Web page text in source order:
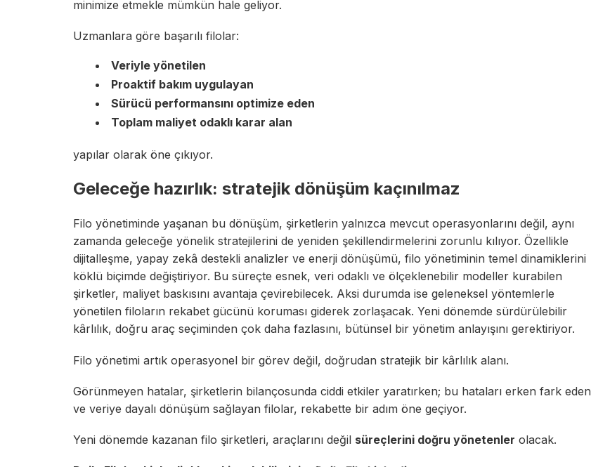
minimize etmekle mümkün hale geliyor.
Uzmanlara göre başarılı filolar:
Veriyle yönetilen
Proaktif bakım uygulayan
Sürücü performansını optimize eden
Toplam maliyet odaklı karar alan
yapılar olarak öne çıkıyor.
Geleceğe hazırlık: stratejik dönüşüm kaçınılmaz
Filo yönetiminde yaşanan bu dönüşüm, şirketlerin yalnızca mevcut operasyonlarını değil, aynı
zamanda geleceğe yönelik stratejilerini de yeniden şekillendirmelerini zorunlu kılıyor. Özellikle
dijitalleşme, yapay zekâ destekli analizler ve enerji dönüşümü, filo yönetiminin temel dinamiklerini
köklü biçimde değiştiriyor. Bu süreçte esnek, veri odaklı ve ölçeklenebilir modeller kurabilen
şirketler, maliyet baskısını avantaja çevirebilecek. Aksi durumda ise geleneksel yöntemlerle
yönetilen filoların rekabet gücünü koruması giderek zorlaşacak. Yeni dönemde sürdürülebilir
kârlılık, doğru araç seçiminden çok daha fazlasını, bütünsel bir yönetim anlayışını gerektiriyor.
Filo yönetimi artık operasyonel bir görev değil, doğrudan stratejik bir kârlılık alanı.
Görünmeyen hatalar, şirketlerin bilançosunda ciddi etkiler yaratırken; bu hataları erken fark eden
ve veriye dayalı dönüşüm sağlayan filolar, rekabette bir adım öne geçiyor.
Yeni dönemde kazanan filo şirketleri, araçlarını değil süreçlerini doğru yönetenler olacak.